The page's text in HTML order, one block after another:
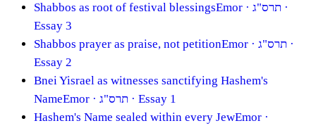
Shabbos as root of festival blessingsEmor · תרס"ג ·
Essay 3
Shabbos prayer as praise, not petitionEmor · תרס"ג ·
Essay 2
Bnei Yisrael as witnesses sanctifying Hashem's
NameEmor · תרס"ג · Essay 1
Hashem's Name sealed within every JewEmor ·